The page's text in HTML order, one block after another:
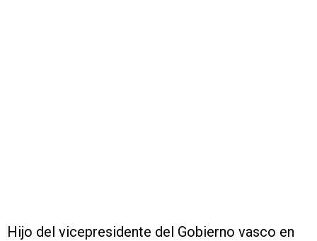
Hijo del vicepresidente del Gobierno vasco en